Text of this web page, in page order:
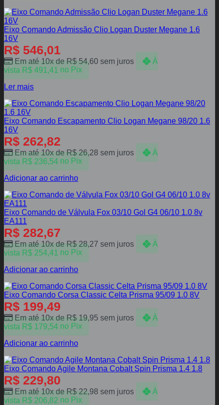
Eixo Comando Admissão Clio Logan Duster Megane 1.6
16V
R$ 546,01
Em até 10x de R$ 54,60 sem juros
À
vista R$ 491,41 no Pix
Ler mais
Eixo Comando Escapamento Clio Logan Megane 98/20 1.6
16V
R$ 262,82
Em até 10x de R$ 26,28 sem juros
À
vista R$ 236,54 no Pix
Adicionar ao carrinho
Eixo Comando de Válvula Fox 03/10 Gol G4 06/10 1.0 8v
EA111
R$ 282,67
Em até 10x de R$ 28,27 sem juros
À
vista R$ 254,41 no Pix
Adicionar ao carrinho
Eixo Comando Corsa Classic Celta Prisma 95/09 1.0 8V
R$ 199,49
Em até 10x de R$ 19,95 sem juros
À
vista R$ 179,54 no Pix
Adicionar ao carrinho
Eixo Comando Agile Montana Cobalt Spin Prisma 1.4 1.8
R$ 229,80
Em até 10x de R$ 22,98 sem juros
À
vista R$ 206,82 no Pix